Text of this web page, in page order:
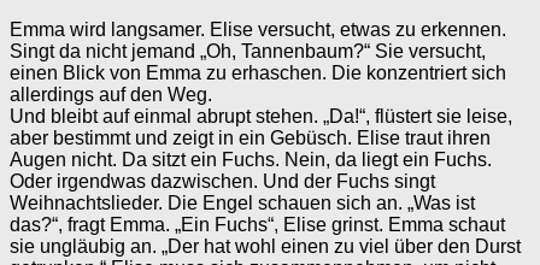
Emma wird langsamer. Elise versucht, etwas zu erkennen.
Singt da nicht jemand „Oh, Tannenbaum?“ Sie versucht,
einen Blick von Emma zu erhaschen. Die konzentriert sich
allerdings auf den Weg.
Und bleibt auf einmal abrupt stehen. „Da!“, flüstert sie leise,
aber bestimmt und zeigt in ein Gebüsch. Elise traut ihren
Augen nicht. Da sitzt ein Fuchs. Nein, da liegt ein Fuchs.
Oder irgendwas dazwischen. Und der Fuchs singt
Weihnachtslieder. Die Engel schauen sich an. „Was ist
das?“, fragt Emma. „Ein Fuchs“, Elise grinst. Emma schaut
sie ungläubig an. „Der hat wohl einen zu viel über den Durst